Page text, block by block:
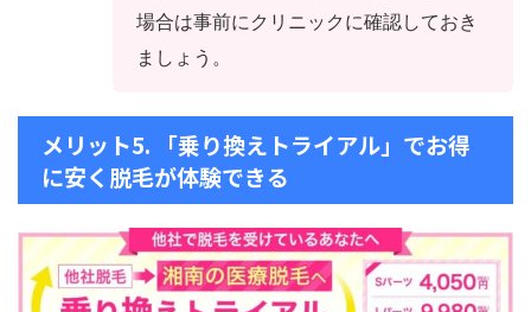
場合は事前にクリニックに確認しておき
ましょう。
メリット5. 「乗り換えトライアル」でお得
に安く脱毛が体験できる